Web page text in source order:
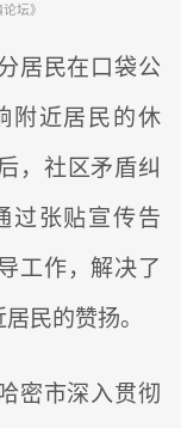
论坛》
居民在口袋公
附近居民的休
，社区矛盾纠
过张贴宣传告
工作，解决了
民的赞扬。
密市深入贯彻